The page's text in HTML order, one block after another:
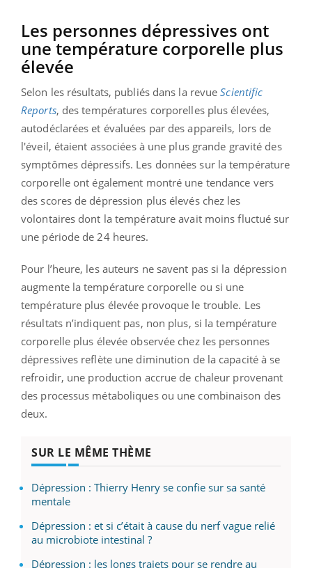
Les personnes dépressives ont
une température corporelle plus
élevée
Selon les résultats, publiés dans la revueScientific
Reports, des températures corporelles plus élevées,
autodéclarées et évaluées par des appareils, lors de
l'éveil, étaient associées à une plus grande gravité des
symptômes dépressifs. Les données sur la température
corporelle ont également montré une tendance vers
des scores de dépression plus élevés chez les
volontaires dont la température avait moins fluctué sur
une période de 24 heures.
Pour l’heure, les auteurs ne savent pas si la dépression
augmente la température corporelle ou si une
température plus élevée provoque le trouble. Les
résultats n’indiquent pas, non plus, si la température
corporelle plus élevée observée chez les personnes
dépressives reflète une diminution de la capacité à se
refroidir, une production accrue de chaleur provenant
des processus métaboliques ou une combinaison des
deux.
SUR LE MÊME THÈME
Dépression : Thierry Henry se confie sur sa santé
mentale
Dépression : et si c’était à cause du nerf vague relié
au microbiote intestinal ?
Dépression : les longs trajets pour se rendre au